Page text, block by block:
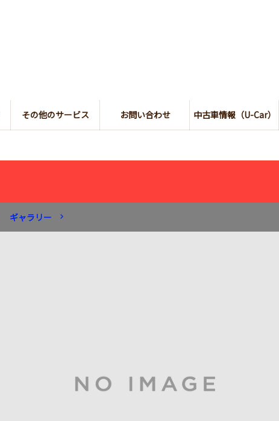
その他のサービス お問い合わせ 中古車情報（U-Car）
ギャラリー